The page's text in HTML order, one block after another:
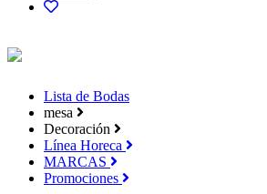
Lista de Bodas
mesa
Decoración
Línea Horeca
MARCAS
Promociones